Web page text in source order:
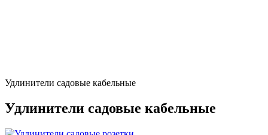
Удлинители садовые кабельные
Удлинители садовые кабельные